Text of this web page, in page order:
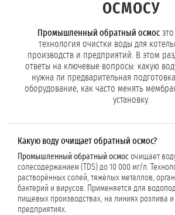
ОСМОСУ
Промышленный обратный осмос
технология очистки воды для
производств и предприятий. В этом
ответы на ключевые вопросы: какую
нужна ли предварительная
оборудование, как часто менять
установку.
Какую воду очищает обратный осмос?
Промышленный обратный осмос очищает
солесодержанием (TDS) до 10 000 мг/л.
растворённых солей, тяжёлых металлов,
бактерий и вирусов. Применяется для
пищевых производствах, на линиях розлива
предприятиях.